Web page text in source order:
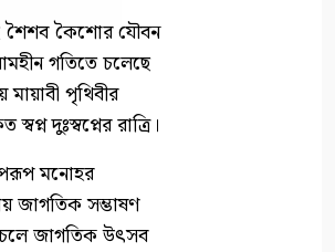
শৈশব কৈশোর যৌবন
গতিতে চলেছে
মায়াবী পৃথিবীর
দুঃস্বপ্নের রাত্রি।
মনোহর
জাগতিক সম্ভাষণ
জাগতিক উৎসব